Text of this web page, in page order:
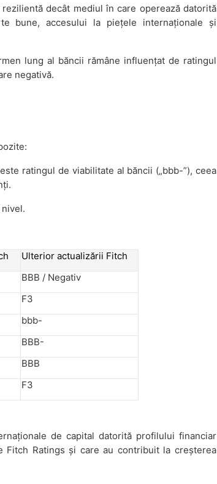
decât mediul în care operează datorită
bune, accesului la piețele internaționale și
lung al băncii rămâne influențat de ratingul
negativă.
ratingul de viabilitate al băncii („bbb-”), ceea
Ulterior actualizării Fitch
BBB / Negativ
F3
bbb-
BBB-
BBB
F3
de capital datorită profilului financiar
Ratings și care au contribuit la creșterea